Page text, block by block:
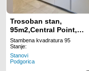
Trosoban stan,
95m2,Central Point,
IZDAVANJE
Stambena kvadratura 95
Stanje:
Stanovi
Podgorica